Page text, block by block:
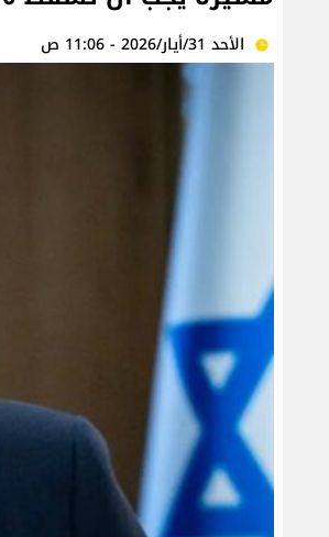
الأحد 31/أيار/2026 - 11:06 ص